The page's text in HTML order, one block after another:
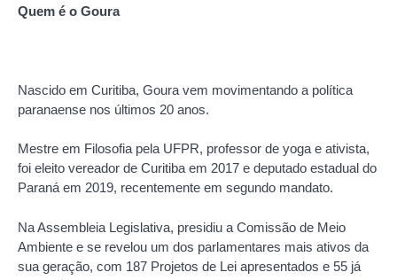
Quem é o Goura
Nascido em Curitiba, Goura vem movimentando a política
paranaense nos últimos 20 anos.
Mestre em Filosofia pela UFPR, professor de yoga e ativista,
foi eleito vereador de Curitiba em 2017 e deputado estadual do
Paraná em 2019, recentemente em segundo mandato.
Na Assembleia Legislativa, presidiu a Comissão de Meio
Ambiente e se revelou um dos parlamentares mais ativos da
sua geração, com 187 Projetos de Lei apresentados e 55 já